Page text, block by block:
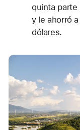
quinta
y le ahorró
dólares.